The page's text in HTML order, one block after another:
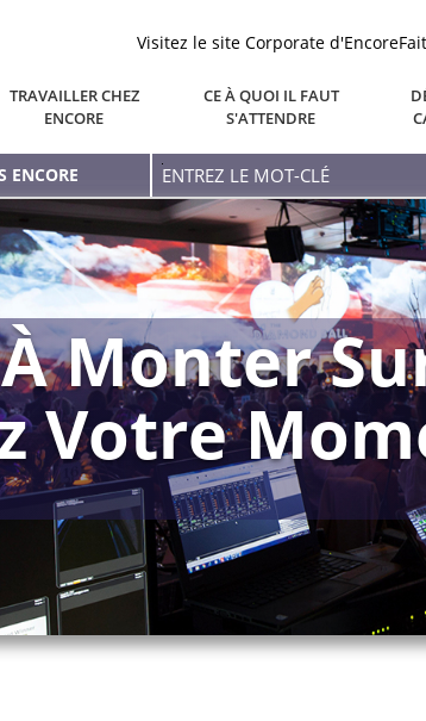
Visitez le site Corporate d'Encore
TRAVAILLER CHEZ
ENCORE
CE À QUOI IL FAUT
S'ATTENDRE
ENCORE
Entrez
le
mot-
clé
Monter
Votre